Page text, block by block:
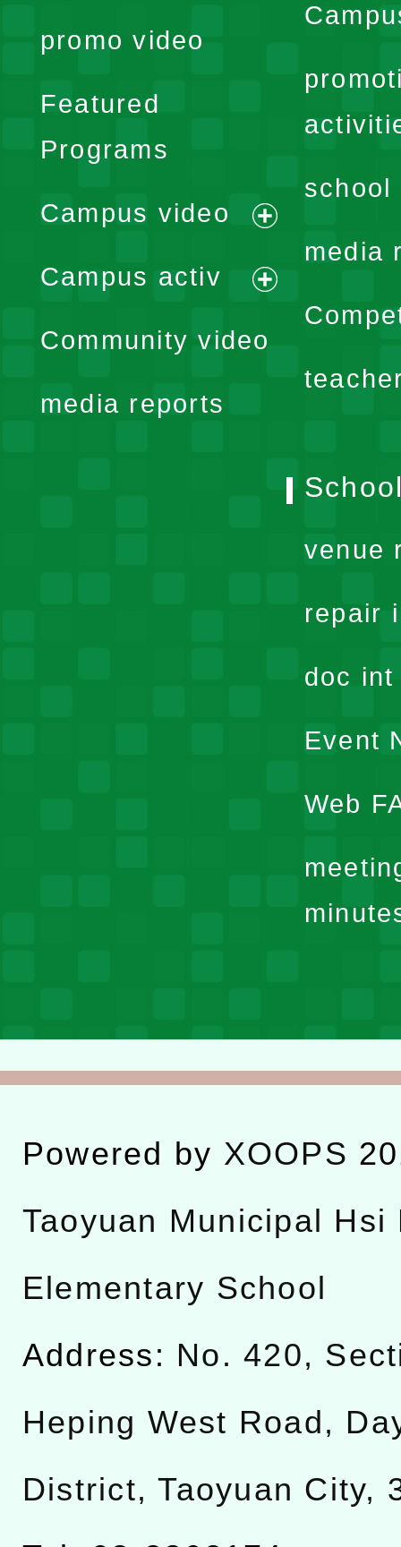
school
media
promo video
Featured
Programs
Campus video
expand
menu
Campus activ
expand
Community video
media reports
venue
repair
doc
Event
Web
Powered by XOOPS
Taoyuan Municipal Hsi
Elementary School
Address: No. 420,
Heping West Road,
District, Taoyuan City,